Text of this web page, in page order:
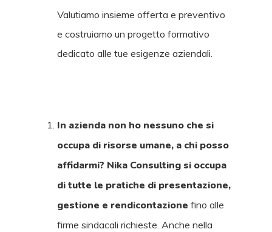
Valutiamo insieme offerta e preventivo
e costruiamo un progetto formativo
dedicato alle tue esigenze aziendali.
In azienda non ho nessuno che si
occupa di risorse umane, a chi posso
affidarmi? Nika Consulting si occupa
di tutte le pratiche di presentazione,
gestione e rendicontazionefino alle
firme sindacali richieste. Anche nella